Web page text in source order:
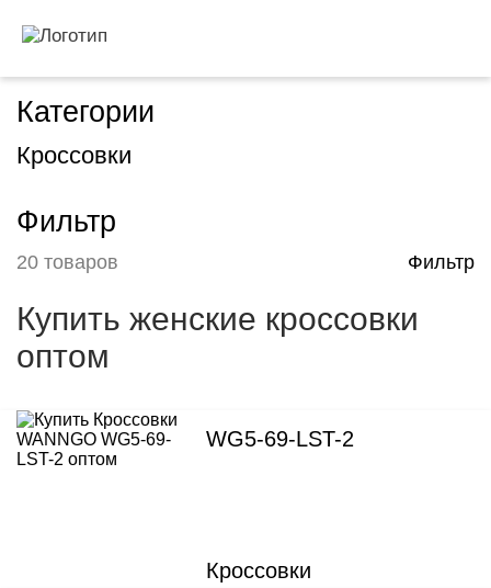
Категории
Кроссовки
Фильтр
20 товаров Фильтр
Купить женские кроссовки
оптом
WG5-69-LST-2
Кроссовки